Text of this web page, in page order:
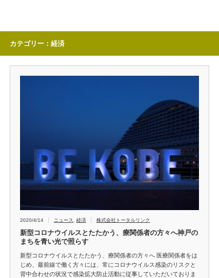
カテゴリー：経済
2020/4/14 ニュース 経済 株式会社トータルリンク
新型コロナウイルスとたたかう、療関係者の方々へ神戸の
まちを青い光で照らす
新型コロナウイルスとたたかう、療関係者の方々へ 医療関係者をは
じめ、最前線で働く方々には、常にコロナウイルス感染のリスクと
背中合わせの状況で感染拡大防止活動に従事していただいておりま